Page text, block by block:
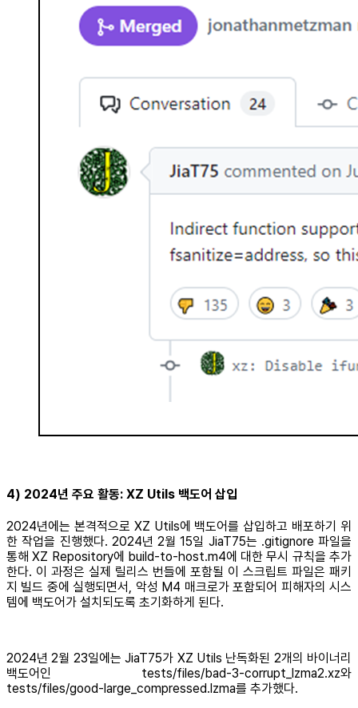
4) 2024년 주요 활동: XZ Utils 백도어 삽입
2024년에는 본격적으로 XZ Utils에 백도어를 삽입하고 배포하기 위
한 작업을 진행했다. 2024년 2월 15일 JiaT75는 .gitignore 파일을
통해 XZ Repository에 build-to-host.m4에 대한 무시 규칙을 추가
한다. 이 과정은 실제 릴리스 번들에 포함될 이 스크립트 파일은 패키
지 빌드 중에 실행되면서, 악성 M4 매크로가 포함되어 피해자의 시스
템에 백도어가 설치되도록 초기화하게 된다.
2024년 2월 23일에는 JiaT75가 XZ Utils 난독화된 2개의 바이너리
백도어인 tests/files/bad-3-corrupt_lzma2.xz와
tests/files/good-large_compressed.lzma를 추가했다.